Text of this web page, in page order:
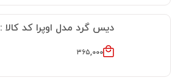
دیس گرد مدل اوپرا کد کالا : ۲۴۹۲۷
۳۶۵,۰۰۰